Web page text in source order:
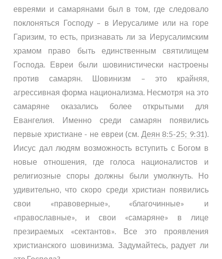
евреями и самарянами был в том, где следовало
поклоняться Господу – в Иерусалиме или на горе
Гаризим, то есть, признавать ли за Иерусалимским
храмом право быть единственным святилищем
Господа. Евреи были шовинистически настроены
против самарян. Шовинизм – это крайняя,
агрессивная форма национализма. Несмотря на это
самаряне оказались более открытыми для
Евангелия. Именно среди самарян появились
первые христиане - не евреи (см. Деян 8:5-25; 9:31 ).
Иисус дал людям возможность вступить с Богом в
новые отношения, где голоса националистов и
религиозные споры должны были умолкнуть. Но
удивительно, что скоро среди христиан появились
свои «правоверные», «благочинные» и
«православные», и свои «самаряне» в лице
презираемых «сектантов». Все это проявления
христианского шовинизма. Задумайтесь, радует ли